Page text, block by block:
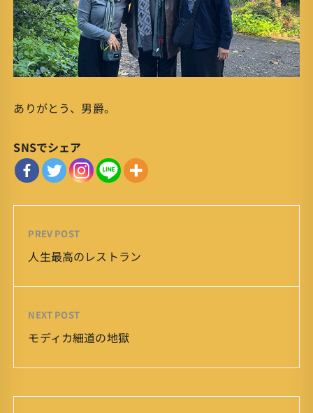
ありがとう、男爵。
SNSでシェア
PREV POST
人生最高のレストラン
NEXT POST
モディカ細道の地獄